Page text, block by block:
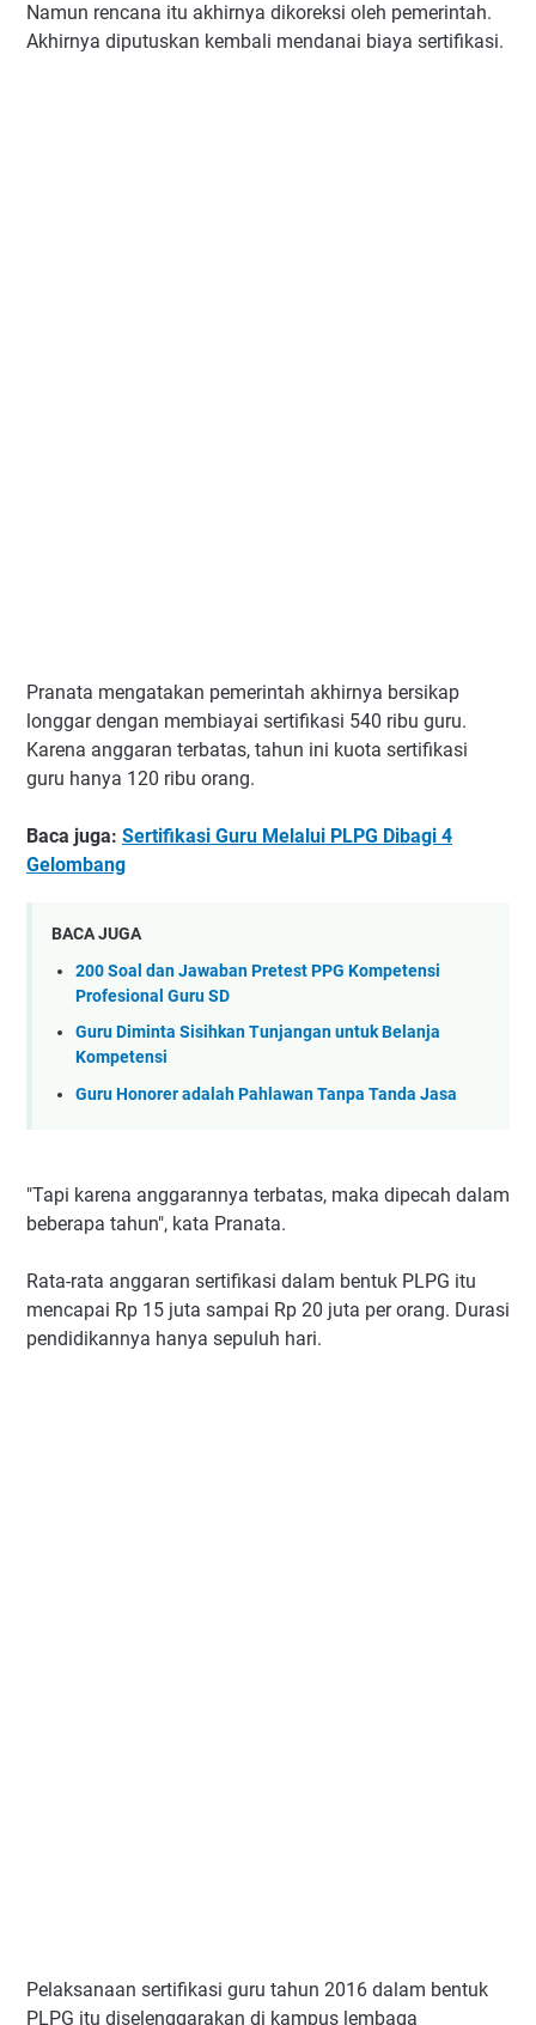
Namun rencana itu akhirnya dikoreksi oleh pemerintah.
Akhirnya diputuskan kembali mendanai biaya sertifikasi.
Pranata mengatakan pemerintah akhirnya bersikap
longgar dengan membiayai sertifikasi 540 ribu guru.
Karena anggaran terbatas, tahun ini kuota sertifikasi
guru hanya 120 ribu orang.
Baca juga: Sertifikasi Guru Melalui PLPG Dibagi 4
Gelombang
BACA JUGA
200 Soal dan Jawaban Pretest PPG Kompetensi
Profesional Guru SD
Guru Diminta Sisihkan Tunjangan untuk Belanja
Kompetensi
Guru Honorer adalah Pahlawan Tanpa Tanda Jasa
"Tapi karena anggarannya terbatas, maka dipecah dalam
beberapa tahun", kata Pranata.
Rata-rata anggaran sertifikasi dalam bentuk PLPG itu
mencapai Rp 15 juta sampai Rp 20 juta per orang. Durasi
pendidikannya hanya sepuluh hari.
Pelaksanaan sertifikasi guru tahun 2016 dalam bentuk
PLPG itu diselenggarakan di kampus lembaga